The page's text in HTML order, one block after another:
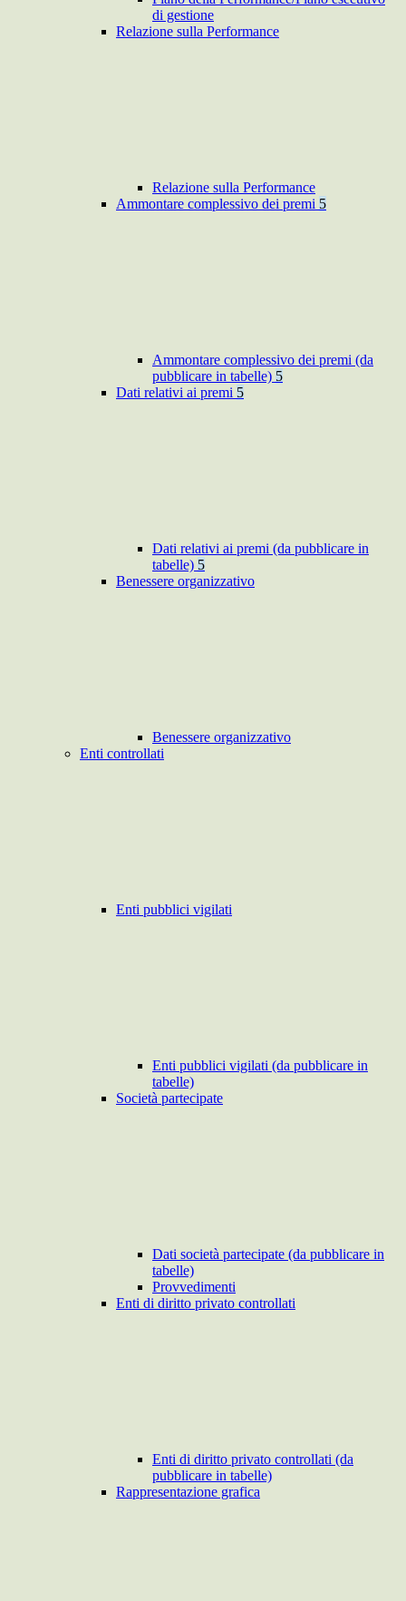
di gestione
Relazione sulla Performance
Relazione sulla Performance
Ammontare complessivo dei premi 5
Ammontare complessivo dei premi (da
pubblicare in tabelle) 5
Dati relativi ai premi 5
Dati relativi ai premi (da pubblicare in
tabelle) 5
Benessere organizzativo
Benessere organizzativo
Enti controllati
Enti pubblici vigilati
Enti pubblici vigilati (da pubblicare in
tabelle)
Società partecipate
Dati società partecipate (da pubblicare in
tabelle)
Provvedimenti
Enti di diritto privato controllati
Enti di diritto privato controllati (da
pubblicare in tabelle)
Rappresentazione grafica